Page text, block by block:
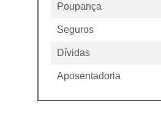
Poupança
Seguros
Dívidas
Aposentadoria